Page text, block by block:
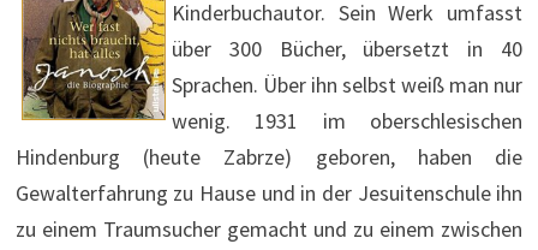
Kinderbuchautor. Sein Werk umfasst
über 300 Bücher, übersetzt in 40
Sprachen. Über ihn selbst weiß man nur
wenig. 1931 im oberschlesischen
Hindenburg (heute Zabrze) geboren, haben die
Gewalterfahrung zu Hause und in der Jesuitenschule ihn
zu einem Traumsucher gemacht und zu einem zwischen